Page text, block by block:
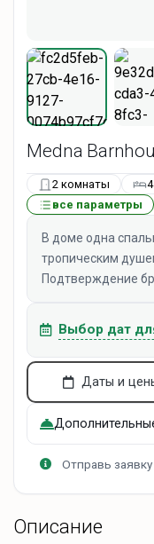
Medna
2 комнаты
все параметры
В доме одна
тропическим
Подтверждение
Выбор дат
Даты и
Отправь
Описание